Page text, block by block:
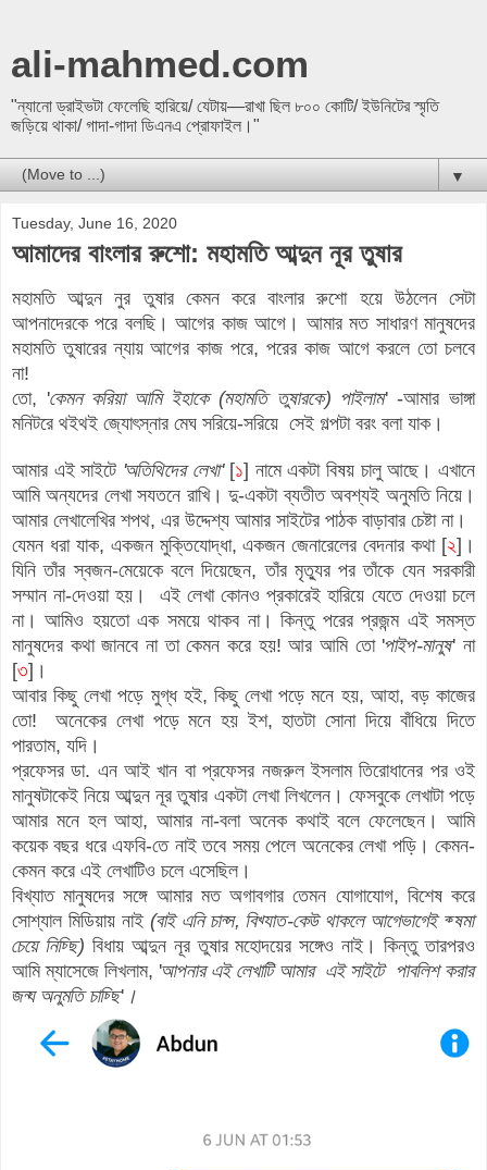
ali-mahmed.com
"ন্যানো ড্রাইভটা ফেলেছি হারিয়ে/ যেটায়—রাখা ছিল ৮০০ কোটি/ ইউনিটের স্মৃতি
জড়িয়ে থাকা/ গাদা-গাদা ডিএনএ প্রোফাইল।"
▼
Tuesday, June 16, 2020
আমাদের বাংলার রুশো: মহামতি আব্দুন নূর তুষার
মহামতি আব্দুন নুর তুষার কেমন করেবাংলার রুশো হয়ে উঠলেন সেটা
আপনাদেরকেপরে বলছি। আগের কাজ আগে। আমার মত সাধারণ মানুষদের
মহামতি তুষারের ন্যায় আগের কাজ পরে, পরের কাজ আগে করলে তো চলবে
না!‍
তো, 'কেমন করিয়া আমি ইহাকে (মহামতি তুষারকে) পাইলাম' -আমার ভাঙ্গা
মনিটরে থইথই জ্যোৎস্নার মেঘ সরিয়ে-সরিয়ে সেই গল্পটা বরং বলা যাক।
আমার এই সাইটে 'অতিথিদের লেখা'[১] নামে একটা বিষয় চালু আছে। এখানে
আমি অন্যদের লেখা সযতনে রাখি। দু-একটা ব্যতীত অবশ্যই অনুমতি নিয়ে।
আমার লেখালেখির শপথ, এর উদ্দেশ্য আমার সাইটের পাঠক বাড়াবার চেষ্টা না।
যেমন ধরা যাক, একজন মুক্তিযোদ্ধা, একজন জেনারেলের বেদনার কথা [২]।
যিনি তাঁর স্বজন-মেয়েকে বলে দিয়েছেন, তাঁর মৃত্যুর পর তাঁকে যেন সরকারী
সম্মান না-দেওয়া হয়। এই লেখা কোনও প্রকারেই হারিয়ে যেতে দেওয়া চলে
না। আমিও হয়তো এক সময়ে থাকব না। কিন্তু পরের প্রজন্ম এই সমস্ত
মানুষদের কথা জানবে না তা কেমন করে হয়! আর আমি তো 'পাইপ-মানুষ' না
[৩]।
আবার কিছু লেখা পড়ে মুগ্ধ হই, কিছু লেখা পড়ে মনে হয়, আহা, বড় কাজের
তো! অনেকের লেখা পড়ে মনে হয় ইশ, হাতটা সোনা দিয়ে বাঁধিয়ে দিতে
পারতাম, যদি।
প্রফেসর ডা. এন আই খান বা প্রফেসর নজরুল ইসলামতিরোধানের পর ওই
মানুষটাকেই নিয়ে আব্দুন নূর তুষার একটা লেখা লিখলেন। ফেসবুকে লেখাটা পড়ে
আমার মনে হল আহা, আমার না-বলা অনেক কথাই বলে ফেলেছেন। আমি
কয়েক বছর ধরে এফবি-তে নাই তবে সময় পেলে অনেকের লেখা পড়ি। কেমন-
কেমন করে এই লেখাটিও চলে এসেছিল।
বিখ্যাত মানুষদের সঙ্গে আমার মত অগাবগার তেমন যোগাযোগ, বিশেষ করে
সোশ্যাল মিডিয়ায় নাই (বাই এনি চান্স, বিখ্যাত-কেউ থাকলে আগেভাগেই ক্ষমা
চেয়ে নিচ্ছি) বিধায় আব্দুন নূর তুষার মহোদয়ের সঙ্গেও নাই। কিন্তু তারপরও
আমি ম্যাসেজে লিখলাম, 'আপনার এই লেখাটি আমার এই সাইটে পাবলিশ করার
জন্য অনুমতি চাচ্ছি' ।